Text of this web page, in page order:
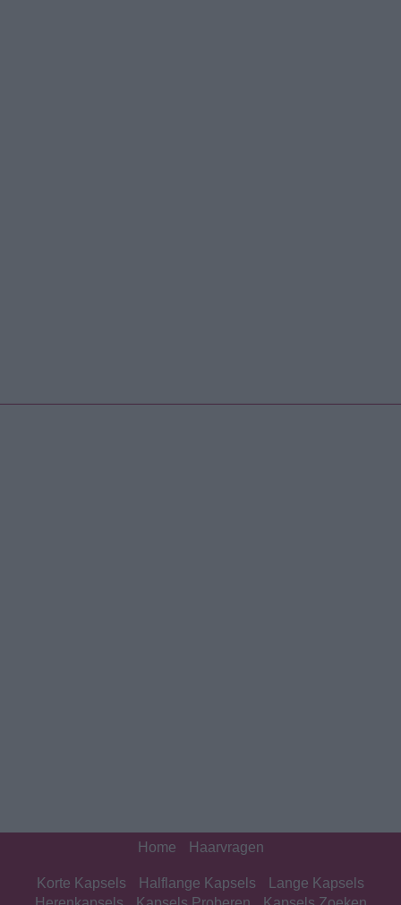
Home Haarvragen
Korte Kapsels Halflange Kapsels
Lange Kapsels